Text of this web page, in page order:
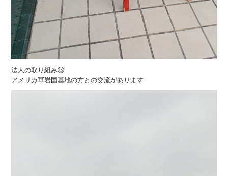
法人の取り組み③
アメリカ軍岩国基地の方との交流があります